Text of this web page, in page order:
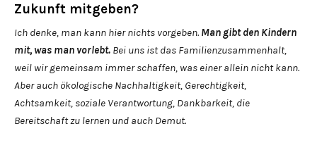
Zukunft mitgeben?
Ich denke, man kann hier nichts vorgeben. Man gibt den Kindern
mit, was man vorlebt. Bei uns ist das Familienzusammenhalt,
weil wir gemeinsam immer schaffen, was einer allein nicht kann.
Aber auch ökologische Nachhaltigkeit, Gerechtigkeit,
Achtsamkeit, soziale Verantwortung, Dankbarkeit, die
Bereitschaft zu lernen und auch Demut.